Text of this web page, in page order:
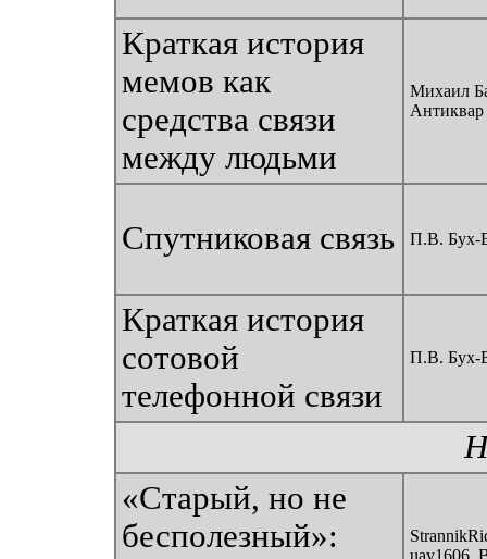
Краткая история
мемов как
средства связи
между людьми
Михаил
Антиквар
Спутниковая связь П.В. Бух-
Краткая история
сотовой
телефонной связи
П.В. Бух-
«Старый, но не
бесполезный»:
uav1606,